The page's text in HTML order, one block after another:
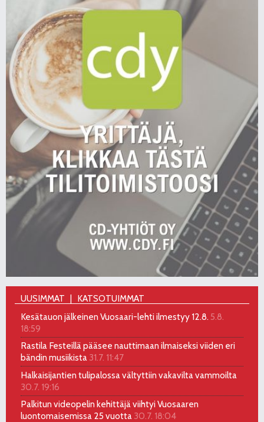
UUSIMMAT
KATSOTUIMMAT
Kesätauon jälkeinen Vuosaari-lehti ilmestyy 12.8. 5.8.
18:59
Rastila Festeillä pääsee nauttimaan ilmaiseksi viiden eri
bändin musiikista 31.7. 11:47
Halkaisijantien tulipalossa vältyttiin vakavilta vammoilta
30.7. 19:16
Palkitun videopelin kehittäjä viihtyi Vuosaaren
luontomaisemissa 25 vuotta 30.7. 18:04